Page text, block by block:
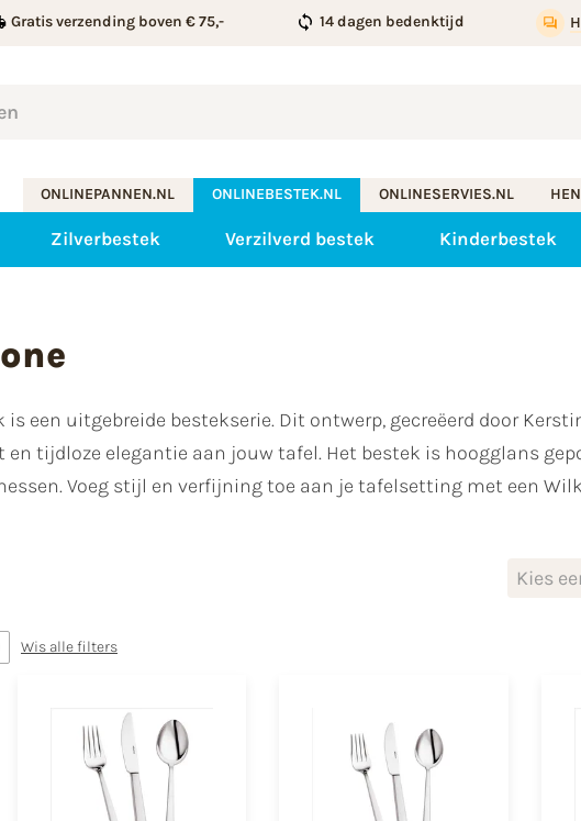
Gratis verzending boven € 75,- 14 dagen bedenktijd
ONLINEPANNEN.NL ONLINEBESTEK.NL ONLINESERVIES.NL
Zilverbestek Verzilverd bestek Kinderbestek
een uitgebreide bestekserie. Dit ontwerp, gecreëerd door
tijdloze elegantie aan jouw tafel. Het bestek is hoogglans
Voeg stijl en verfijning toe aan je tafelsetting met een
Kies
Wis alle filters